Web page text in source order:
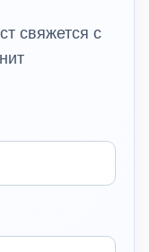
свяжется с